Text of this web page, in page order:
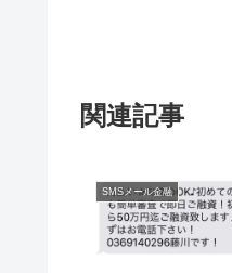
関連記事
SMSメール金融